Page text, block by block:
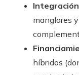
manglares
híbridos